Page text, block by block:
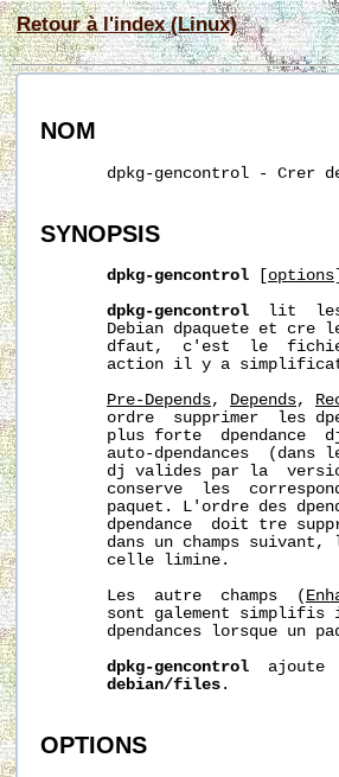
Retour à l'index (Linux)
NOM
dpkg-gencontrol - Crer
SYNOPSIS
dpkg-gencontrol options
dpkg-gencontrol
lit
Debian dpaquete et cre
dfaut,  c'est  le
action il y a
Pre-Depends, Depends,
ordre  supprimer  les
plus forte  dpendance
auto-dpendances  (dans
dj valides par la
conserve  les
paquet. L'ordre des
dpendance  doit tre
dans un champs suivant,
       celle limine.
       Les  autre  champs  (
sont galement simplifis
dpendances lorsque un
dpkg-gencontrol
ajoute
debian/files .
OPTIONS